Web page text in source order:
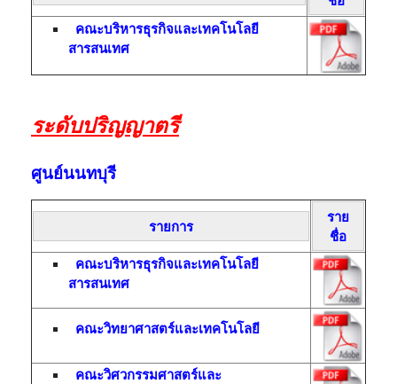
คณะบริหารธุรกิจและเทคโนโลยี
สารสนเทศ
ระดับปริญญาตรี
ศูนย์นนทบุรี
รายการ
ราย
ชื่อ
คณะบริหารธุรกิจและเทคโนโลยี
สารสนเทศ
คณะวิทยาศาสตร์และเทคโนโลยี
คณะวิศวกรรมศาสตร์และ